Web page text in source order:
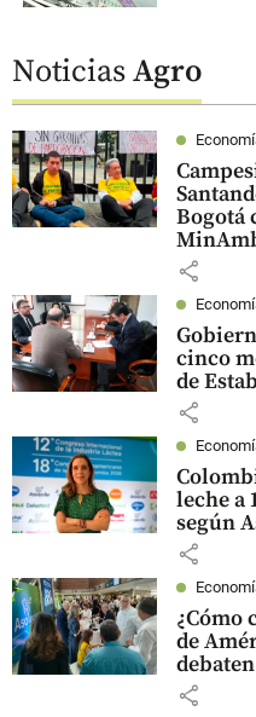
NoticiasAgro
Bogotá
share
cinco
de
share
leche a
según
share
¿Cómo
de
share